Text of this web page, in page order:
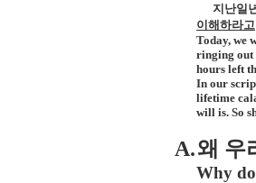
지난일
이해하라고
Today, we
ringing out
hours left
In our
lifetime
will is. So
A.왜 우
Why